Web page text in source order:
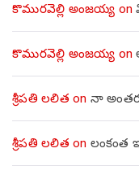
కొమురవెల్లి అంజయ్య on
కొమురవెల్లి అంజయ్య on
శ్రీపతి లలిత on నా
శ్రీపతి లలిత on లంకంత